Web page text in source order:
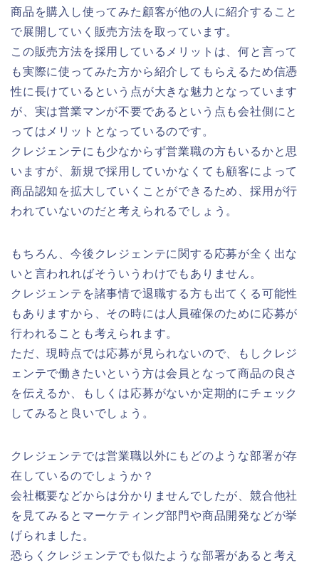
商品を購入し使ってみた顧客が他の人に紹介すること
で展開していく販売方法を取っています。
この販売方法を採用しているメリットは、何と言って
も実際に使ってみた方から紹介してもらえるため信憑
性に長けているという点が大きな魅力となっています
が、実は営業マンが不要であるという点も会社側にと
ってはメリットとなっているのです。
クレジェンテにも少なからず営業職の方もいるかと思
いますが、新規で採用していかなくても顧客によって
商品認知を拡大していくことができるため、採用が行
われていないのだと考えられるでしょう。
もちろん、今後クレジェンテに関する応募が全く出な
いと言われればそういうわけでもありません。
クレジェンテを諸事情で退職する方も出てくる可能性
もありますから、その時には人員確保のために応募が
行われることも考えられます。
ただ、現時点では応募が見られないので、もしクレジ
ェンテで働きたいという方は会員となって商品の良さ
を伝えるか、もしくは応募がないか定期的にチェック
してみると良いでしょう。
クレジェンテでは営業職以外にもどのような部署が存
在しているのでしょうか？
会社概要などからは分かりませんでしたが、競合他社
を見てみるとマーケティング部門や商品開発などが挙
げられました。
恐らくクレジェンテでも似たような部署があると考え